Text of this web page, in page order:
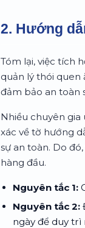
2. Hướng
Tóm lại, việc tích
quản lý thói quen
đảm bảo an toàn
Nhiều chuyên
xác về tờ hướng
sự an toàn. Do
hàng đầu.
Nguyên tắc 1:
Nguyên tắc 2:
ngày để duy